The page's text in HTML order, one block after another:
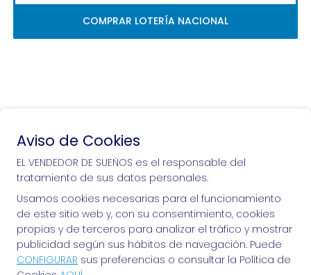
COMPRAR LOTERÍA NACIONAL
Si puedes soñarlo, puedes hacerlo, ¡mucha
suerte!
EL VENDEDOR DE SUEÑOS
Aviso de Cookies
EL VENDEDOR DE SUEÑOS es el responsable del
tratamiento de sus datos personales.
Usamos cookies necesarias para el funcionamiento
de este sitio web y, con su consentimiento, cookies
propias y de terceros para analizar el tráfico y mostrar
publicidad según sus hábitos de navegación. Puede
CONFIGURAR sus preferencias o consultar la Política de